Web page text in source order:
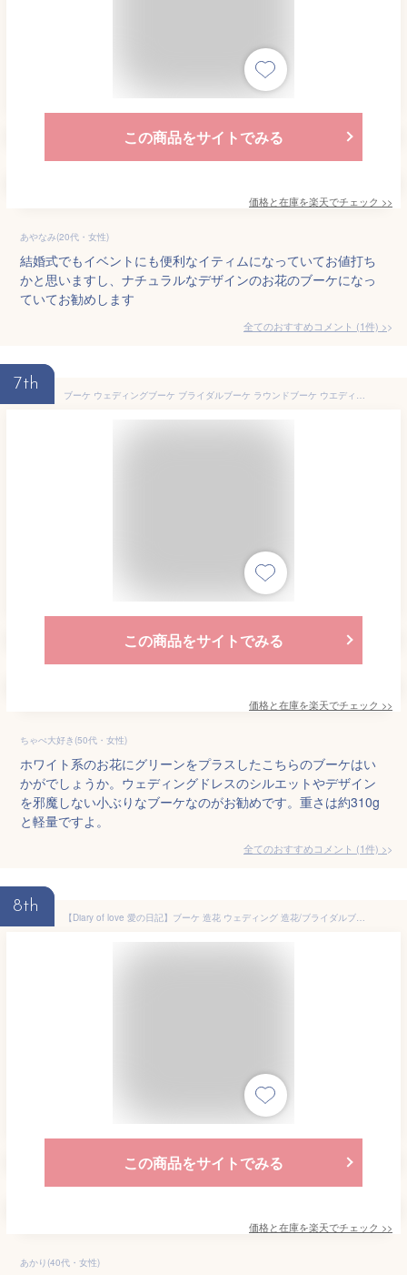
この商品をサイトでみる
価格と在庫を楽天でチェック >>
あやなみ(20代・女性)
結婚式でもイベントにも便利なイティムになっていてお値打ち
かと思いますし、ナチュラルなデザインのお花のブーケになっ
ていてお勧めします
全てのおすすめコメント (1件) >
7th
ブーケ ウェディングブーケ ブライダルブーケ ラウンドブーケ ウエディングブーケ 花嫁 造花 花束 可愛い 結婚式 二次会 披露宴 挙式 前撮り 贈答品 リゾート婚 ウェディング ウエディング 造花ブーケ トスブーケ アートフラワー フォトウェディング ホワイト 白 送料無料
この商品をサイトでみる
価格と在庫を楽天でチェック >>
ちゃぺ大好き(50代・女性)
ホワイト系のお花にグリーンをプラスしたこちらのブーケはい
かがでしょうか。ウェディングドレスのシルエットやデザイン
を邪魔しない小ぶりなブーケなのがお勧めです。重さは約310g
と軽量ですよ。
全てのおすすめコメント (1件) >
8th
【Diary of love 愛の日記】ブーケ 造花 ウェディング 造花/ブライダルブーケ/トスブーケ【bouqet】【造花・ウェディングブーケ・ブライダルブーケ・ウエディングブーケ・ブーケ】花嫁 写真撮り 結婚式 結婚祝い 贈り物 フラワーギフト バラ 花束 プレゼント 2023
この商品をサイトでみる
価格と在庫を楽天でチェック >>
あかり(40代・女性)